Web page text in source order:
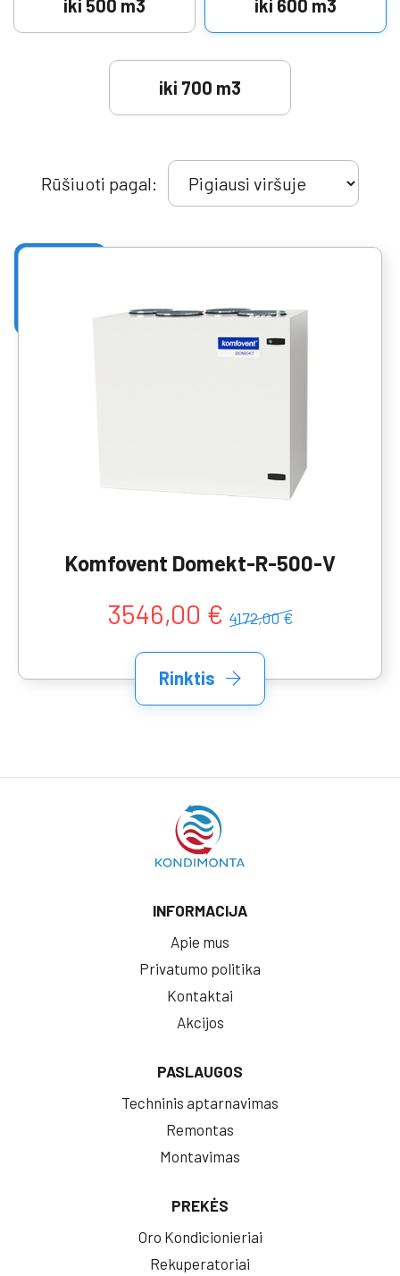
iki 500 m3 iki 600 m3
iki 700 m3
Rūšiuoti pagal:
Komfovent Domekt-R-500-V
3546,00 € 4172,00 €
Rinktis
INFORMACIJA
Apie mus
Privatumo politika
Kontaktai
Akcijos
PASLAUGOS
Techninis aptarnavimas
Remontas
Montavimas
PREKĖS
Oro Kondicionieriai
Rekuperatoriai